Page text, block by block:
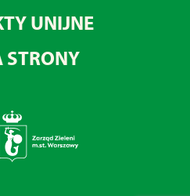
UNIJNE
STRONY